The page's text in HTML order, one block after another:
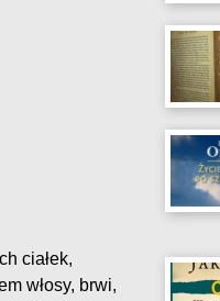
ciałek,
włosy, brwi,